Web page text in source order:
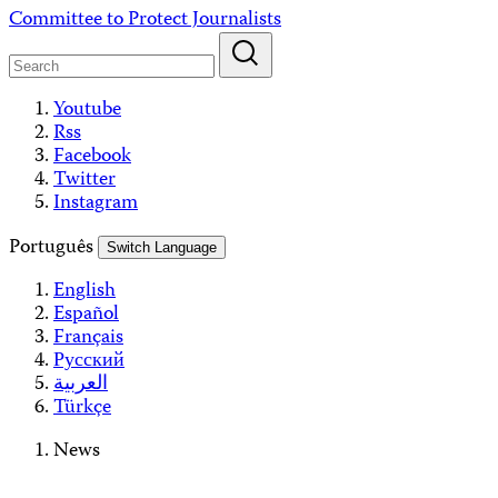
Skip
content
Committee to Protect Journalists
Youtube
Rss
Facebook
Twitter
Instagram
Português
Switch Language
English
Español
Français
Русский
العربية
Türkçe
News